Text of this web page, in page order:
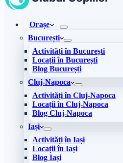
Orașe
București
Activități în București
Locații în București
Blog București
Cluj-Napoca
Activități în Cluj-Napoca
Locații în Cluj-Napoca
Blog Cluj-Napoca
Iași
Activități în Iași
Locații în Iași
Blog Iași